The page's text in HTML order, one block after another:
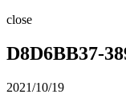
close
D8D6BB37-
2021/10/19